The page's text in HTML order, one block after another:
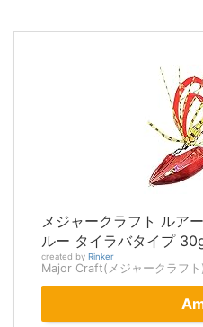
メジャークラフト ルア
ルー タイラバタイプ
created by Rinker
Major Craft(メジャークラフト)